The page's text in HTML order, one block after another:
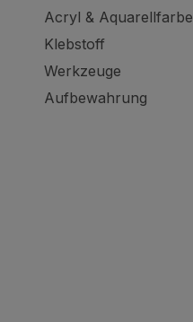
Acryl & Aquarellfarbe
Klebstoff
Werkzeuge
Aufbewahrung